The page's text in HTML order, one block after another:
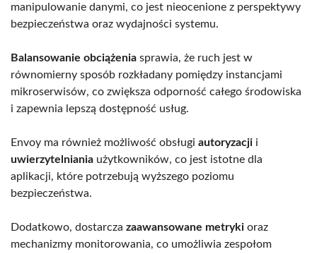
manipulowanie danymi, co jest nieocenione z perspektywy
bezpieczeństwa oraz wydajności systemu.
Balansowanie obciążenia sprawia, że ruch jest w
równomierny sposób rozkładany pomiędzy instancjami
mikroserwisów, co zwiększa odporność całego środowiska
i zapewnia lepszą dostępność usług.
Envoy ma również możliwość obsługi autoryzacji i
uwierzytelniania użytkowników, co jest istotne dla
aplikacji, które potrzebują wyższego poziomu
bezpieczeństwa.
Dodatkowo, dostarcza zaawansowane metryki oraz
mechanizmy monitorowania, co umożliwia zespołom